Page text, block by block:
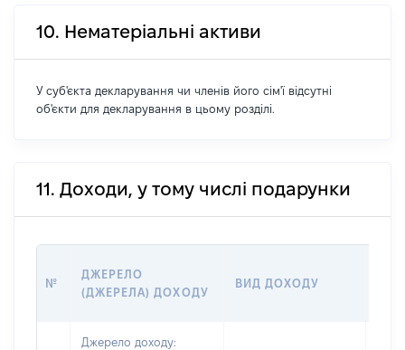
10. Нематеріальні активи
У суб'єкта декларування чи членів його сім'ї відсутні
об'єкти для декларування в цьому розділі.
11. Доходи, у тому числі подарунки
№
ДЖЕРЕЛО
(ДЖЕРЕЛА) ДОХОДУ
ВИД ДОХОДУ
Джерело доходу: